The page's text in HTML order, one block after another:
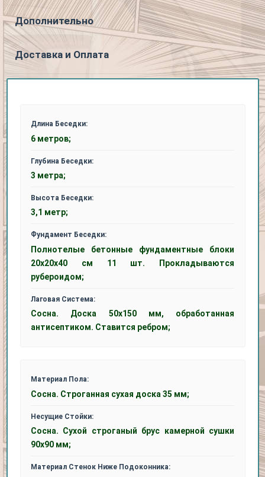
Дополнительно
Доставка и Оплата
Длина Беседки:
6 метров;
Глубина Беседки:
3 метра;
Высота Беседки:
3,1 метр;
Фундамент Беседки:
Полнотелые бетонные фундаментные блоки
20x20x40 см 11 шт. Прокладываются
рубероидом;
Лаговая Система:
Сосна. Доска 50x150 мм, обработанная
антисептиком. Ставится ребром;
Материал Пола:
Сосна. Строганная сухая доска 35 мм;
Несущие Стойки:
Сосна. Сухой строганый брус камерной сушки
90х90 мм;
Материал Стенок Ниже Подоконника: